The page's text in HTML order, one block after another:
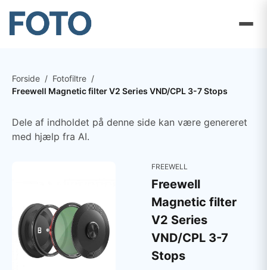
Forside / Fotofiltre /
Freewell Magnetic filter V2 Series VND/CPL 3-7 Stops
Dele af indholdet på denne side kan være genereret
med hjælp fra AI.
FREEWELL
Freewell
Magnetic filter
V2 Series
VND/CPL 3-7
Stops